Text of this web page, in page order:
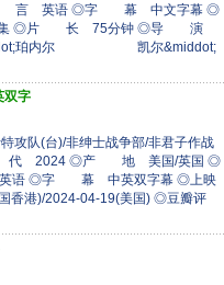
言 英语 ◎字 幕 中文字幕 ◎
8集 ◎片 长 75分钟 ◎导 演
珀内尔 凯尔&middot;
双字
队(台)/非绅士战争部/非君子作战
代 2024 ◎产 地 美国/英国 ◎
◎字 幕 中英双字幕 ◎上映
香港)/2024-04-19(美国) ◎豆瓣评